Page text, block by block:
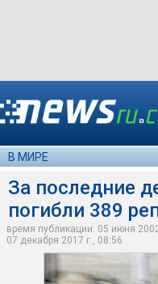
В МИРЕ
За последние
погибли 389
время публикации: 05 июня
07 декабря 2017 г., 08:56